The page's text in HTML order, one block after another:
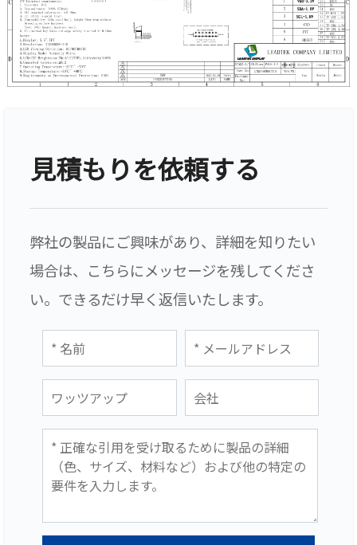
見積もりを依頼する
弊社の製品にご興味があり、詳細を知りたい
場合は、こちらにメッセージを残してくださ
い。できるだけ早く返信いたします。